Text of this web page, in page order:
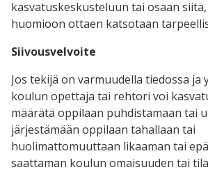
kasvatuskeskusteluun tai osaan
huomioon ottaen katsotaan
Siivousvelvoite
Jos tekijä on varmuudella tiedossa ja
koulun opettaja tai rehtori voi
määrätä oppilaan puhdistamaan tai
järjestämään oppilaan tahallaan tai
huolimattomuuttaan likaaman tai
saattaman koulun omaisuuden tai